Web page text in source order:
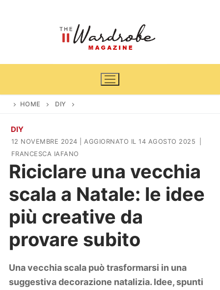
Home
News
Cinema e TV
Casa & Giardino
Arredamento
Piante e fiori
DIY
Zodiaco
HOME DIY
DIY
12 NOVEMBRE 2024 | AGGIORNATO IL 14 AGOSTO 2025
FRANCESCA IAFANO
Riciclare una vecchia
scala a Natale: le idee
più creative da
provare subito
Una vecchia scala può trasformarsi in una
suggestiva decorazione natalizia. Idee, spunti